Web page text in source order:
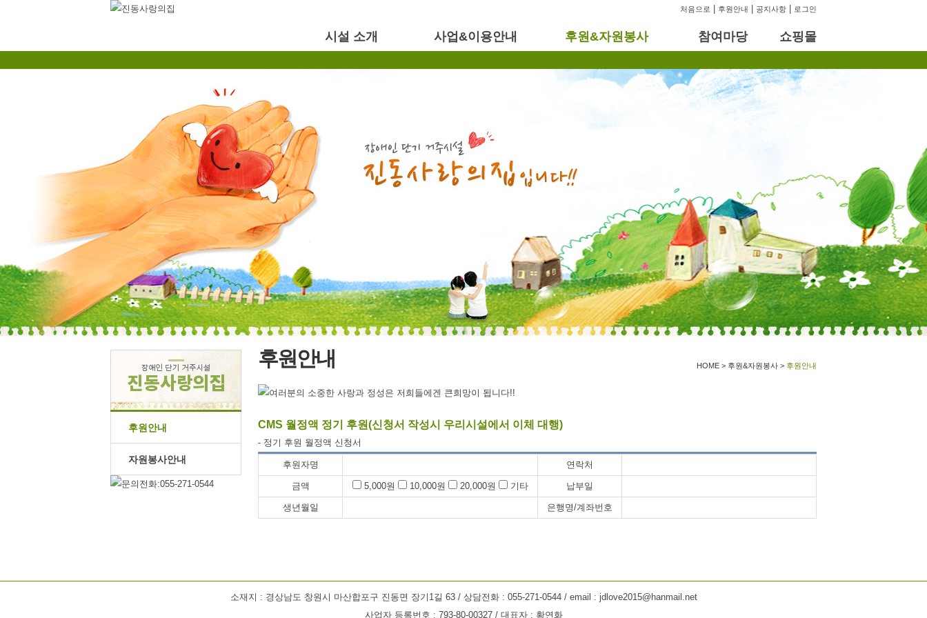
처음으로 후원안내 공지사항 로그인
시설 소개 사업&이용안내 후원&자원봉사 참여마당 쇼핑몰
후원안내
자원봉사안내
후원안내 HOME > 후원&자원봉사 > 후원안내
CMS 월정액 정기 후원(신청서 작성시 우리시설에서 이체 대행)
- 정기 후원 월정액 신청서
후원자명 연락처
금액 5,000원 10,000원 20,000원 기타 납부일
생년월일 은행명/계좌번호
소재지 : 경상남도 창원시 마산합포구 진동면 장기1길 63 / 상담전화 : 055-271-0544 / email : jdlove2015@hanmail.net
사업자 등록번호 : 793-80-00327 / 대표자 : 황연화